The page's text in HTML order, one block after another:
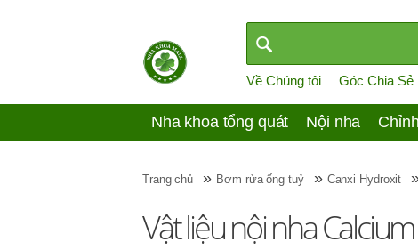
Về Chúng tôi Góc Chia Sẻ
Nha khoa tổng quát Nội nha
Trang chủ » Bơm rửa ống tuỷ » Canxi Hydroxit
Vật liệu nội nha